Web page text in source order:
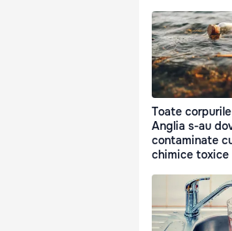
Toate
Anglia s-au
contaminate
chimice toxice